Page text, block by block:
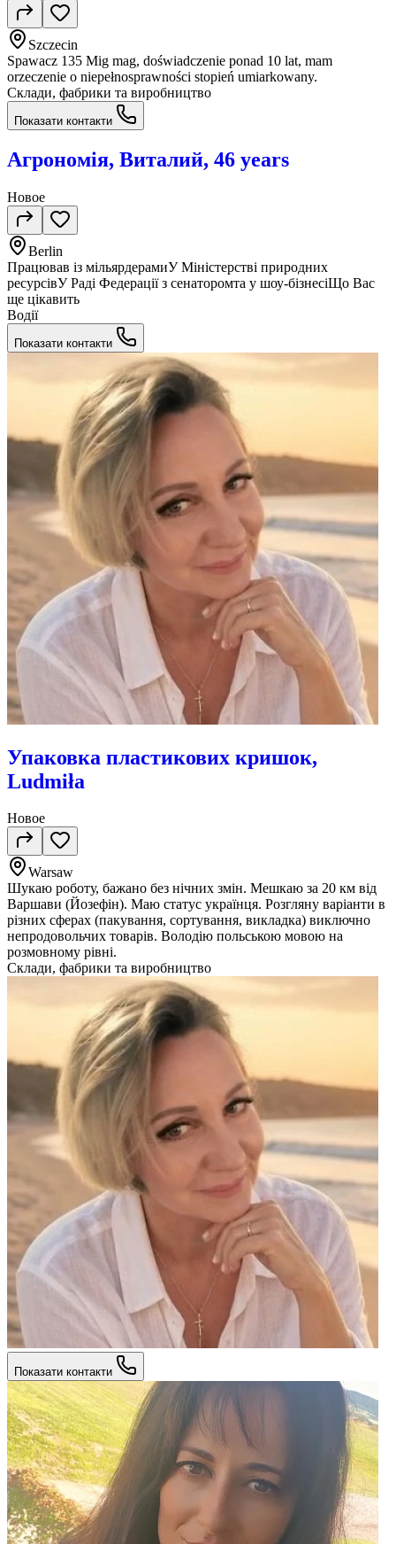
Szczecin
Spawacz 135 Mig mag, doświadczenie ponad 10 lat, mam
orzeczenie o niepełnosprawności stopień umiarkowany.
Склади, фабрики та виробництво
Показати контакти
Агрономія, Виталий, 46 years
Новое
Berlin
Працював із мільярдерамиУ Міністерстві природних
ресурсівУ Раді Федерації з сенаторомта у шоу-бізнесіЩо Вас
ще цікавить
Водії
Показати контакти
Упаковка пластикових кришок,
Ludmiła
Новое
Warsaw
Шукаю роботу, бажано без нічних змін. Мешкаю за 20 км від
Варшави (Йозефін). Маю статус українця. Розгляну варіанти в
різних сферах (пакування, сортування, викладка) виключно
непродовольчих товарів. Володію польською мовою на
розмовному рівні.
Склади, фабрики та виробництво
Показати контакти